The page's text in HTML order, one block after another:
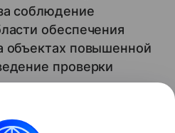
соблюдение
обеспечения
объектах повышенной
проверки
взято на контроль.
влияют на